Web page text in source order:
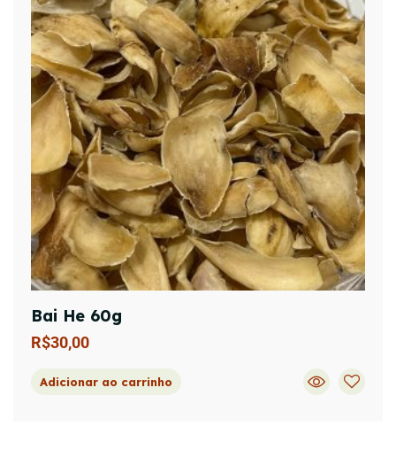
Bai He 60g
R$30,00
Adicionar ao carrinho